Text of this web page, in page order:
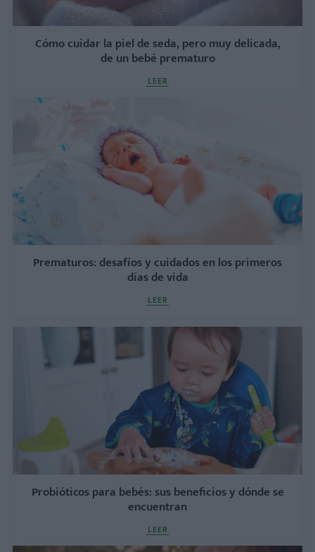
Cómo cuidar la piel de seda, pero muy delicada,
de un bebé prematuro
LEER
Prematuros: desafíos y cuidados en los primeros
días de vida
LEER
Probióticos para bebés: sus beneficios y dónde se
encuentran
LEER